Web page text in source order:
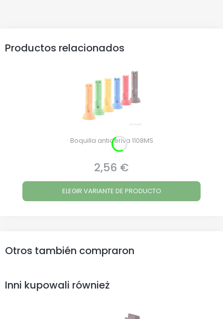
Productos relacionados
Boquilla antideriva 1108MS
Precio
2,56 €
ELEGIR VARIANTE DE PRODUCTO
Otros también compraron
Inni kupowali również